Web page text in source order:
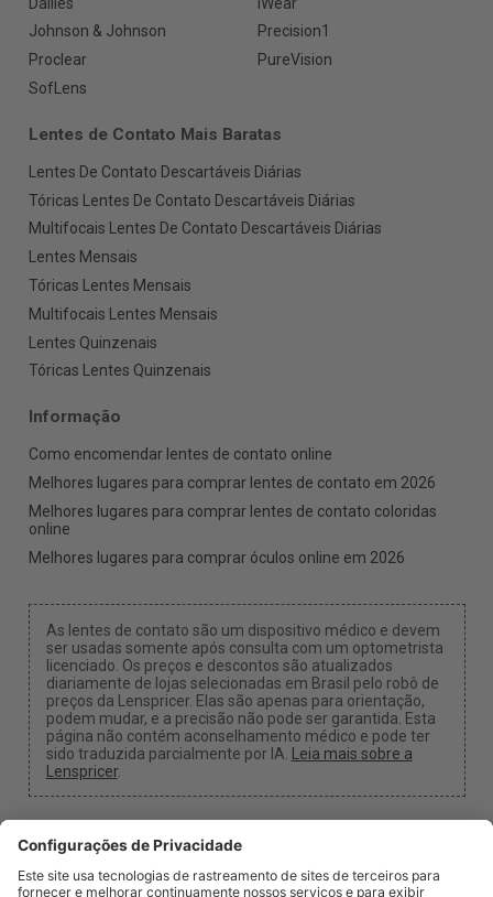
Johnson & Johnson
Precision1
Proclear
PureVision
SofLens
Lentes de Contato Mais Baratas
Lentes De Contato Descartáveis Diárias
Tóricas Lentes De Contato Descartáveis Diárias
Multifocais Lentes De Contato Descartáveis Diárias
Lentes Mensais
Tóricas Lentes Mensais
Multifocais Lentes Mensais
Lentes Quinzenais
Tóricas Lentes Quinzenais
Informação
Como encomendar lentes de contato online
Melhores lugares para comprar lentes de contato em 2026
Melhores lugares para comprar lentes de contato coloridas
online
Melhores lugares para comprar óculos online em 2026
As lentes de contato são um dispositivo médico e devem
ser usadas somente após consulta com um optometrista
licenciado. Os preços e descontos são atualizados
diariamente de lojas selecionadas em Brasil pelo robô de
preços da Lenspricer. Elas são apenas para orientação,
podem mudar, e a precisão não pode ser garantida. Esta
página não contém aconselhamento médico e pode ter
sido traduzida parcialmente por IA. Leia mais sobre a
Lenspricer.